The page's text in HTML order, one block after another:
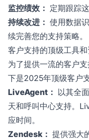
监控绩效： 定期跟踪
持续改进： 使用数据
续完善您的支持策略。
客户支持的顶级工具
为了提供一流的客户
下是2025年顶级客户
LiveAgent： 以其全
天和呼叫中心支持。
应时间。
Zendesk： 提供强大